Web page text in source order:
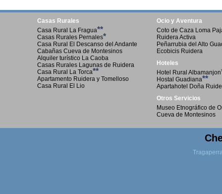
Casas Rurales
Casa Rural La Fragua**
Casas Rurales Pernales*
Casa Rural El Descanso del Andante
Cabañas Cueva de Montesinos
Alquiler turístico La Caoba
Casas Rurales Lagunas de Ruidera
Casa Rural La Torca**
Apartamento Ruidera y Tomelloso
Casa Rural El Lio
Ocio y Aventura
Coto de Caza Loma
Ruidera Activa
Peñarrubia del Alto
Ecobicis Ruidera
Hoteles
Hotel Rural Albamanjon
Hostal Guadiana**
Apartahotel Doña
Otros Servicios
Museo Etnográfico de
Cueva de Montesinos